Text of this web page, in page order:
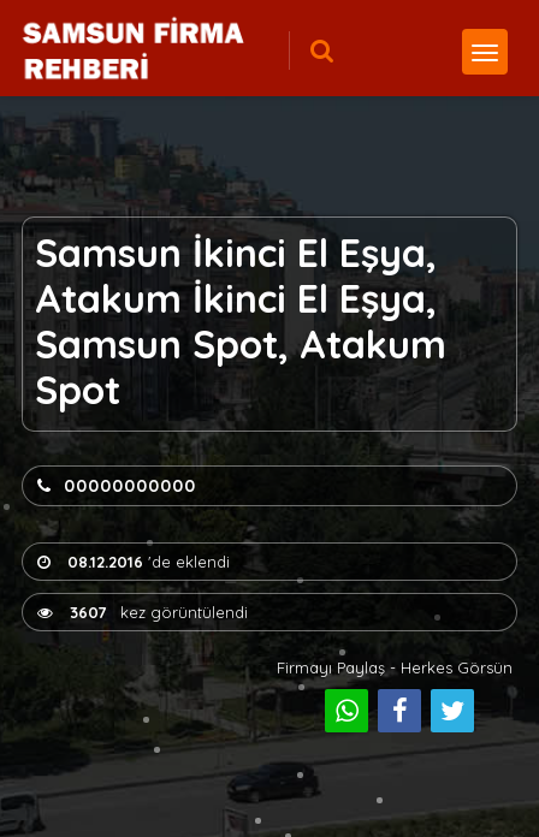
Samsun İkinci El Eşya,
Atakum İkinci El Eşya,
Samsun Spot, Atakum
Spot
00000000000
08.12.2016 'de eklendi
3607kez görüntülendi
Firmayı Paylaş - Herkes Görsün